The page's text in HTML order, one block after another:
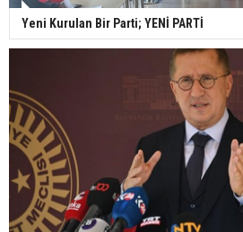
Yeni Kurulan Bir Parti; YENİ PARTİ